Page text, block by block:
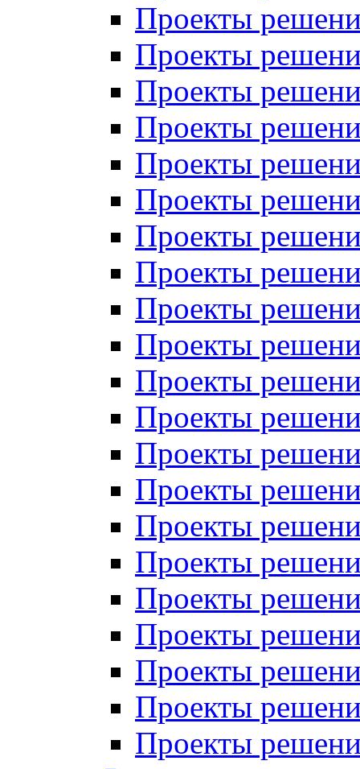
Проекты
Проекты
Проекты
Проекты
Проекты
Проекты
Проекты
Проекты
Проекты
Проекты
Проекты
Проекты
Проекты
Проекты
Проекты
Проекты
Проекты
Проекты
Проекты
Проекты
Проекты